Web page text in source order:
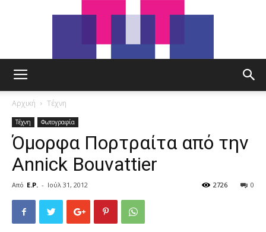
Αρχική Τέχνη
Τέχνη Φωτογραφία
Όμορφα Πορτραίτα από την
Annick Bouvattier
Από E.P. - Ιούλ 31, 2012 0
2726